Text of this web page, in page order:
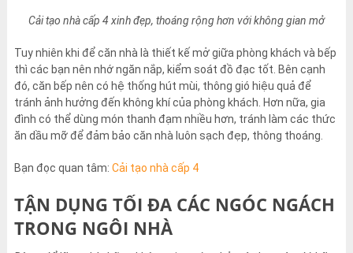
Cải tạo nhà cấp 4 xinh đẹp, thoáng rộng hơn với không gian mở
Tuy nhiên khi để căn nhà là thiết kế mở giữa phòng khách và bếp
thì các bạn nên nhớ ngăn nắp, kiểm soát đồ đạc tốt. Bên cạnh
đó, căn bếp nên có hệ thống hút mùi, thông gió hiệu quả để
tránh ảnh hưởng đến không khí của phòng khách. Hơn nữa, gia
đình có thể dùng món thanh đạm nhiều hơn, tránh làm các thức
ăn dầu mỡ để đảm bảo căn nhà luôn sạch đẹp, thông thoáng.
Bạn đọc quan tâm: Cải tạo nhà cấp 4
TẬN DỤNG TỐI ĐA CÁC NGÓC NGÁCH
TRONG NGÔI NHÀ